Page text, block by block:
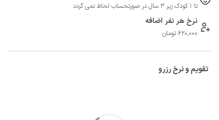
بهداشتى داخل اتاق.
تا 1 کودک زیر 3 سال در صورتحساب لحاظ نمی گردد
نرخ هر نفر اضافه
620,000 تومان
تقویم و نرخ رزرو